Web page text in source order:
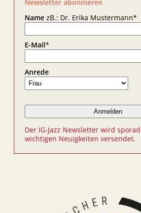
Newsletter abonnieren
NamezB.: Dr. Erika Mustermann*
E-Mail*
Anrede
Der IG-Jazz Newsletter wird
wichtigen Neuigkeiten versendet.